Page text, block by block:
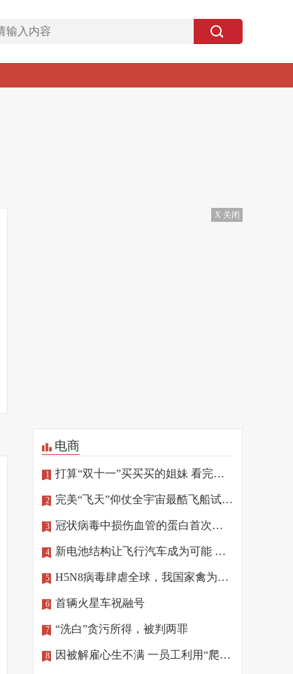
X 关闭
电商
1 打算“双十一”买买买的姐妹 看完这篇再“剁手”
2 完美“飞天”仰仗全宇宙最酷飞船试驾员
3 冠状病毒中损伤血管的蛋白首次确定
4 新电池结构让飞行汽车成为可能 相关技术将亮相北京冬奥
5 H5N8病毒肆虐全球，我国家禽为何“独善其身”
6 首辆火星车祝融号
7 “洗白”贪污所得，被判两罪
8 因被解雇心生不满 一员工利用“爬虫”删公司数据